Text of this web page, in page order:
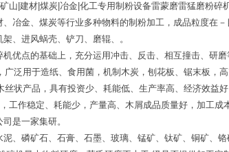
|建材|煤炭|冶金|化工专用制粉设备雷蒙磨雷猛磨粉
冶金、煤炭等行业多种物料的制粉加工，成品粒度在
、进风蜗壳、铲刀、磨辊、。
优点的基础上，充分运用冲击、反击、相互撞击、研
泛用于造纸、食用菌，机制木炭，刨花板、锯末板，
状产品，具有投资少、耗能低、生产率高、经济效益
作稳定、耗能少，产量高、木屑成品质量好，加工
是一家集研。
、磷矿石、石膏、石墨、玻璃、锰矿、钛矿、铜矿、